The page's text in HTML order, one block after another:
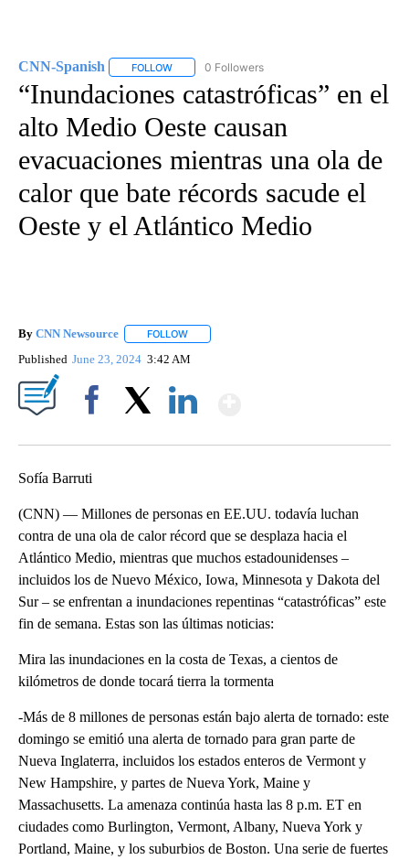
CNN-Spanish FOLLOW FOLLOW "CNN-SPANISH" TO RECEIVE
0 Followers
“Inundaciones catastróficas” en el
alto Medio Oeste causan
evacuaciones mientras una ola de
calor que bate récords sacude el
Oeste y el Atlántico Medio
By CNN Newsource FOLLOW
Published June 23, 2024 3:42 AM
Sofía Barruti
(CNN) — Millones de personas en EE.UU. todavía luchan
contra de una ola de calor récord que se desplaza hacia el
Atlántico Medio, mientras que muchos estadounidenses –
incluidos los de Nuevo México, Iowa, Minnesota y Dakota del
Sur – se enfrentan a inundaciones repentinas “catastróficas” este
fin de semana. Estas son las últimas noticias:
Mira las inundaciones en la costa de Texas, a cientos de
kilómetros de donde tocará tierra la tormenta
-Más de 8 millones de personas están bajo alerta de tornado: este
domingo se emitió una alerta de tornado para gran parte de
Nueva Inglaterra, incluidos los estados enteros de Vermont y
New Hampshire, y partes de Nueva York, Maine y
Massachusetts. La amenaza continúa hasta las 8 p.m. ET en
ciudades como Burlington, Vermont, Albany, Nueva York y
Portland, Maine, y los suburbios de Boston. Una serie de fuertes